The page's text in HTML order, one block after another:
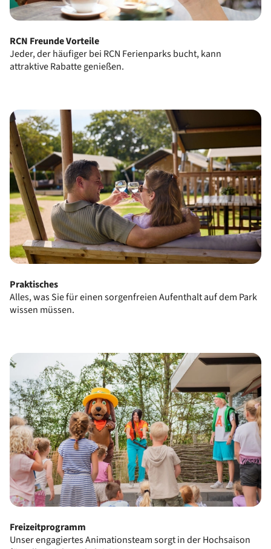
RCN Freunde Vorteile
Jeder, der häufiger bei RCN Ferienparks bucht, kann
attraktive Rabatte genießen.
Praktisches
Alles, was Sie für einen sorgenfreien Aufenthalt auf dem Park
wissen müssen.
Freizeitprogramm
Unser engagiertes Animationsteam sorgt in der Hochsaison